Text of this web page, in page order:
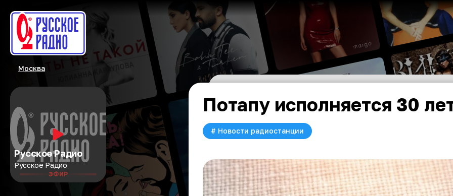
Москва
Русское Радио
Русское Радио
ЭФИР
Потапу исполняется 30
# Новости радиостанции